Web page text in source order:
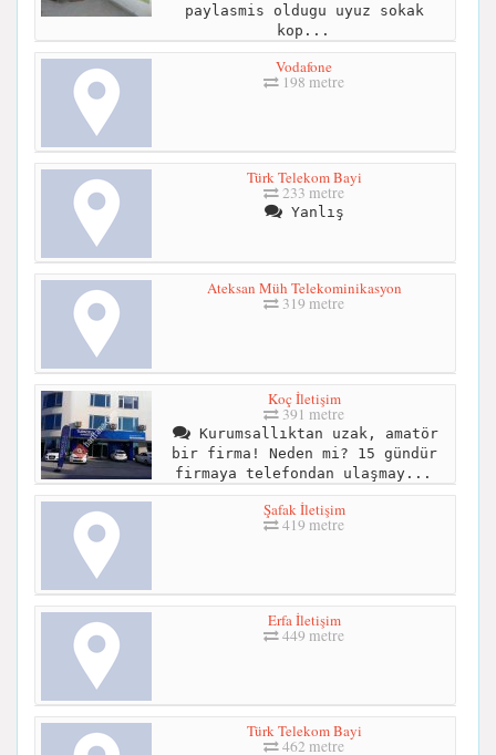
paylasmis oldugu uyuz sokak
kop...
Vodafone
198 metre
Türk Telekom Bayi
233 metre
Yanlış
Ateksan Müh Telekominikasyon
319 metre
Koç İletişim
391 metre
Kurumsallıktan uzak, amatör
bir firma! Neden mi? 15 gündür
firmaya telefondan ulaşmay...
Şafak İletişim
419 metre
Erfa İletişim
449 metre
Türk Telekom Bayi
462 metre